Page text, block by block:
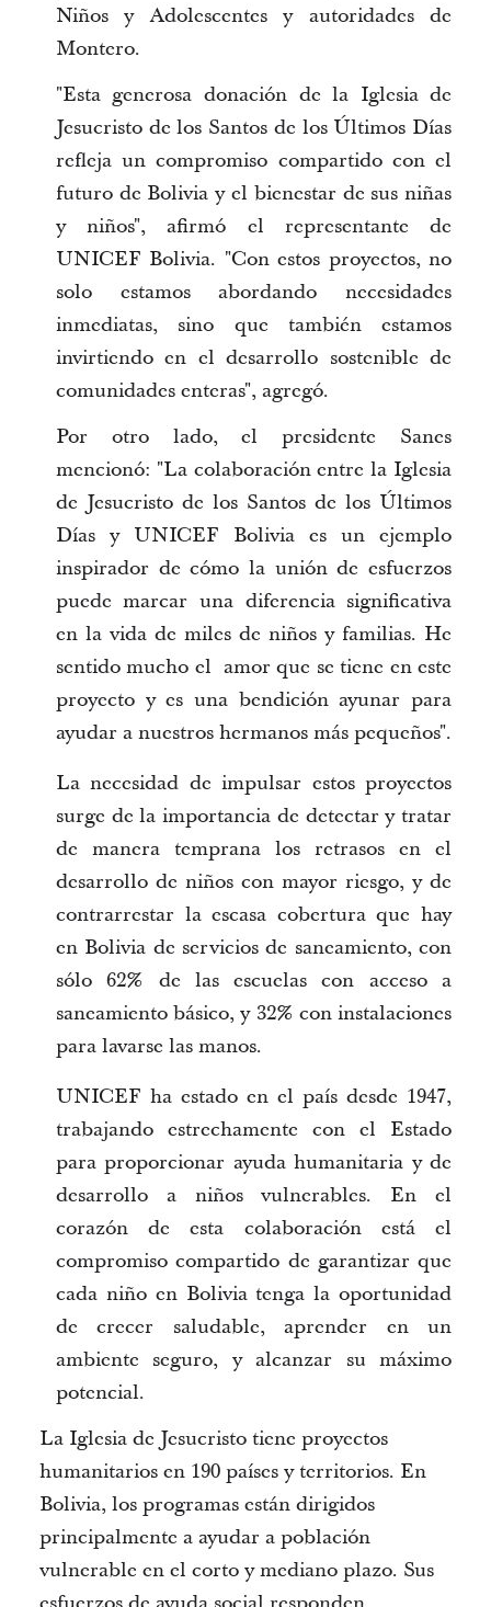
Niños y Adolescentes y autoridades de
Montero.
"Esta generosa donación de la Iglesia de
Jesucristo de los Santos de los Últimos Días
refleja un compromiso compartido con el
futuro de Bolivia y el bienestar de sus niñas
y niños", afirmó el representante de
UNICEF Bolivia. "Con estos proyectos, no
solo estamos abordando necesidades
inmediatas, sino que también estamos
invirtiendo en el desarrollo sostenible de
comunidades enteras", agregó.
Por otro lado, el presidente Sanes
mencionó: "La colaboración entre la Iglesia
de Jesucristo de los Santos de los Últimos
Días y UNICEF Bolivia es un ejemplo
inspirador de cómo la unión de esfuerzos
puede marcar una diferencia significativa
en la vida de miles de niños y familias. He
sentido mucho el amor que se tiene en este
proyecto y es una bendición ayunar para
ayudar a nuestros hermanos más pequeños".
La necesidad de impulsar estos proyectos
surge de la importancia de detectar y tratar
de manera temprana los retrasos en el
desarrollo de niños con mayor riesgo, y de
contrarrestar la escasa cobertura que hay
en Bolivia de servicios de saneamiento, con
sólo 62% de las escuelas con acceso a
saneamiento básico, y 32% con instalaciones
para lavarse las manos.
UNICEF ha estado en el país desde 1947,
trabajando estrechamente con el Estado
para proporcionar ayuda humanitaria y de
desarrollo a niños vulnerables. En el
corazón de esta colaboración está el
compromiso compartido de garantizar que
cada niño en Bolivia tenga la oportunidad
de crecer saludable, aprender en un
ambiente seguro, y alcanzar su máximo
potencial.
La Iglesia de Jesucristo tiene proyectos
humanitarios en 190 países y territorios. En
Bolivia, los programas están dirigidos
principalmente a ayudar a población
vulnerable en el corto y mediano plazo. Sus